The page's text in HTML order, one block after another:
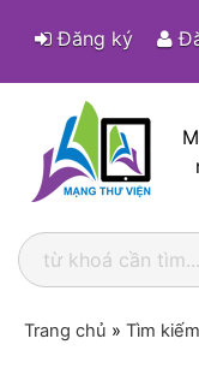
Đăng ký
Trang chủ » Tìm